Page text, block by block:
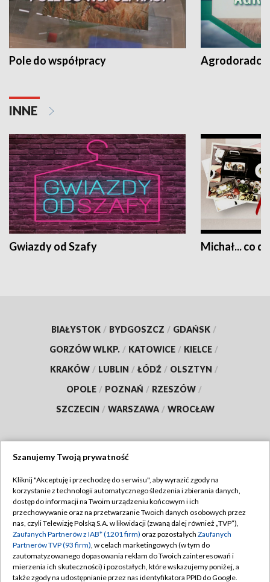
Pole do współpracy Agrodoradcy
INNE
Gwiazdy od Szafy Michał... co
BIAŁYSTOK / BYDGOSZCZ / GDAŃSK /
GORZÓW WLKP. / KATOWICE / KIELCE /
KRAKÓW / LUBLIN / ŁÓDŹ / OLSZTYN /
OPOLE / POZNAŃ / RZESZÓW /
SZCZECIN / WARSZAWA / WROCŁAW
TVP
Abonament TVP
Emisja w TVP
Centrum informacji TVP
Naziemna Telewizja Cyfrowa
Regulamin TVP
Polityka prywatności
Moje zgody
Pomoc
Szanujemy Twoją prywatność
Kliknij "Akceptuję i przechodzę do serwisu", aby wyrazić zgody na
korzystanie z technologii automatycznego śledzenia i zbierania danych,
dostęp do informacji na Twoim urządzeniu końcowym i ich
przechowywanie oraz na przetwarzanie Twoich danych osobowych przez
nas, czyli Telewizję Polską S.A. w likwidacji (zwaną dalej również „TVP”),
Zaufanych Partnerów z IAB* (1201 firm) oraz pozostałych Zaufanych
Partnerów TVP (93 firm), w celach marketingowych (w tym do
zautomatyzowanego dopasowania reklam do Twoich zainteresowań i
mierzenia ich skuteczności) i pozostałych, które wskazujemy poniżej, a
także zgody na udostępnianie przez nas identyfikatora PPID do Google.